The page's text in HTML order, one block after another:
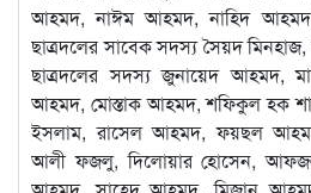
আহমদ, নাঈম আহমদ, নাহিদ
ছাত্রদলের সাবেক সদস্য সৈয়দ
ছাত্রদলের সদস্য জুনায়েদ আহমদ,
আহমদ, মোস্তাক আহমদ, শফিকুল হক
ইসলাম, রাসেল আহমদ, ফয়ছল
আলী ফজলু, দিলোয়ার হোসেন,